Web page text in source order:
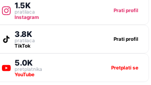
1.5K
pratilaca
Instagram
Prati profil
3.8K
pratilaca
TikTok
Prati profil
5.0K
pretplatnika
YouTube
Pretplati se